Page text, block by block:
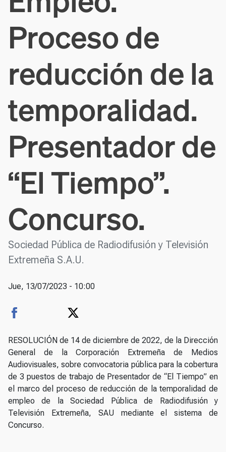
Proceso de
reducción de la
temporalidad.
Presentador de
“El Tiempo”.
Concurso.
Sociedad Pública de Radiodifusión y Televisión
Extremeña S.A.U.
Jue, 13/07/2023 - 10:00
RESOLUCIÓN de 14 de diciembre de 2022, de la Dirección
General de la Corporación Extremeña de Medios
Audiovisuales, sobre convocatoria pública para la cobertura
de 3 puestos de trabajo de Presentador de “El Tiempo” en
el marco del proceso de reducción de la temporalidad de
empleo de la Sociedad Pública de Radiodifusión y
Televisión Extremeña, SAU mediante el sistema de
Concurso.